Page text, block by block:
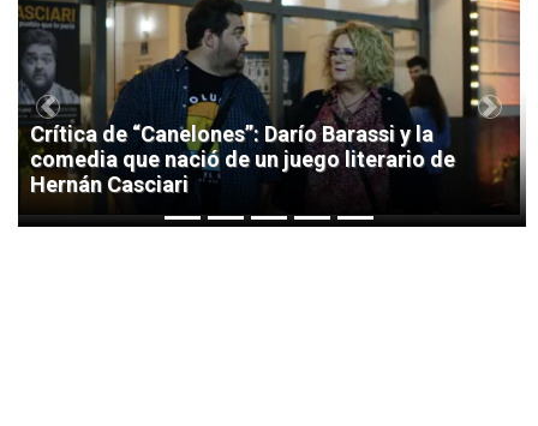
1
Crítica de “Canelones”: Darío Barassi y la
comedia que nació de un juego literario de
Hernán Casciari
Previous Next